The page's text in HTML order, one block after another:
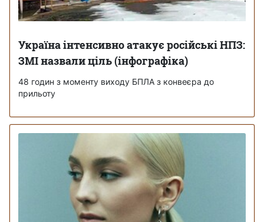
Україна інтенсивно атакує російські НПЗ:
ЗМІ назвали ціль (інфографіка)
48 годин з моменту виходу БПЛА з конвеєра до
прильоту